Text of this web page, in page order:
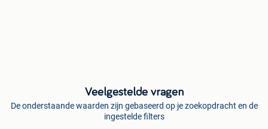
Veelgestelde vragen
De onderstaande waarden zijn gebaseerd op je zoekopdracht en de
ingestelde filters